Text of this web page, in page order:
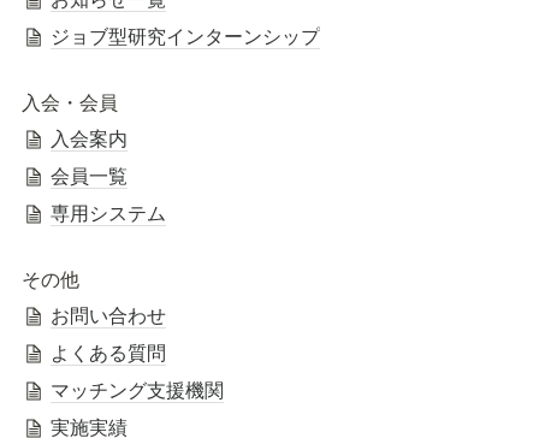
ジョブ型研究インターンシップ
入会・会員
入会案内
会員一覧
専用システム
その他
お問い合わせ
よくある質問
マッチング支援機関
実施実績